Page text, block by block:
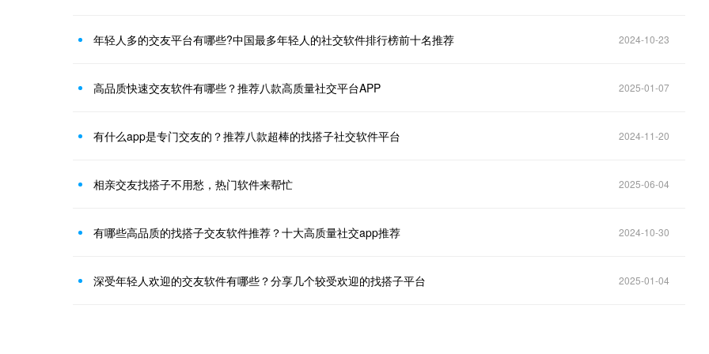
年轻人多的交友平台有哪些?中国最多年轻人的社交软件排行榜前十名推荐 2024-10-23
高品质快速交友软件有哪些？推荐八款高质量社交平台APP 2025-01-07
有什么app是专门交友的？推荐八款超棒的找搭子社交软件平台 2024-11-20
相亲交友找搭子不用愁，热门软件来帮忙 2025-06-04
有哪些高品质的找搭子交友软件推荐？十大高质量社交app推荐 2024-10-30
深受年轻人欢迎的交友软件有哪些？分享几个较受欢迎的找搭子平台 2025-01-04